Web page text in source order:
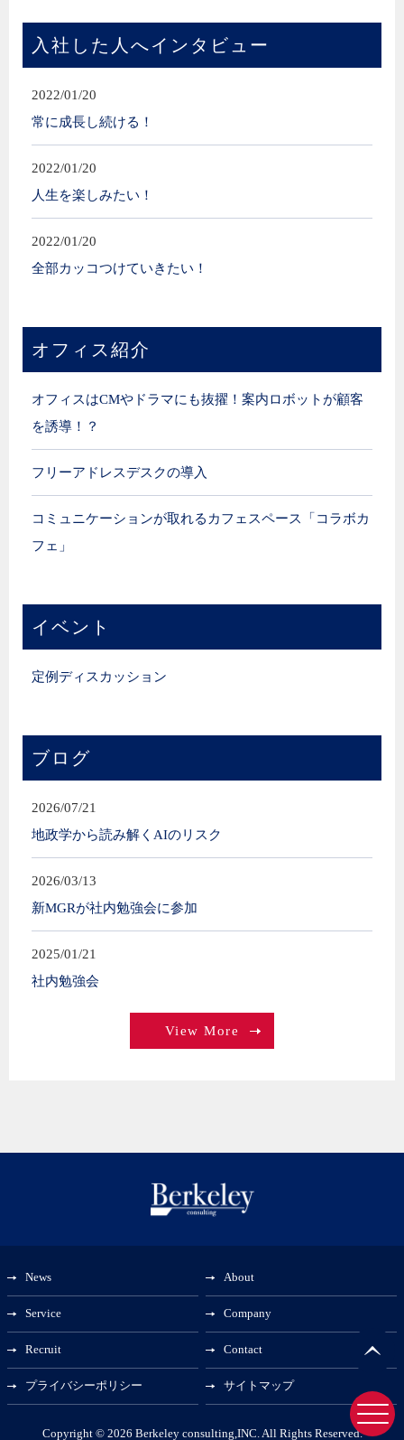
入社した人へインタビュー
2022/01/20
常に成長し続ける！
2022/01/20
人生を楽しみたい！
2022/01/20
全部カッコつけていきたい！
オフィス紹介
オフィスはCMやドラマにも抜擢！案内ロボットが顧客
を誘導！？
フリーアドレスデスクの導入
コミュニケーションが取れるカフェスペース「コラボカ
フェ」
イベント
定例ディスカッション
ブログ
2026/07/21
地政学から読み解くAIのリスク
2026/03/13
新MGRが社内勉強会に参加
2025/01/21
社内勉強会
View More
News About
Service Company
Recruit Contact
プライバシーポリシー サイトマップ
Copyright © 2026 Berkeley consulting,INC. All Rights Reserved.